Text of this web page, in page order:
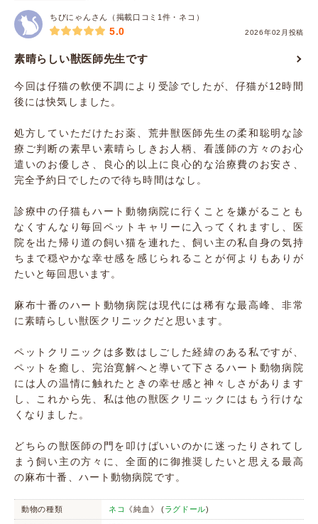
ちびにゃんさん（掲載口コミ1件・ネコ）
2026年02月投稿
5.0
素晴らしい獣医師先生です
今回は仔猫の軟便不調により受診でしたが、仔猫が12時間
後には快気しました。
処方していただけたお薬、荒井獣医師先生の柔和聡明な診
療ご判断の素早い素晴らしきお人柄、看護師の方々のお心
遣いのお優しさ、良心的以上に良心的な治療費のお安さ、
完全予約日でしたので待ち時間はなし。
診療中の仔猫もハート動物病院に行くことを嫌がることも
なくすんなり毎回ペットキャリーに入ってくれますし、医
院を出た帰り道の飼い猫を連れた、飼い主の私自身の気持
ちまで穏やかな幸せ感を感じられることが何よりもありが
たいと毎回思います。
麻布十番のハート動物病院は現代には稀有な最高峰、非常
に素晴らしい獣医クリニックだと思います。
ペットクリニックは多数はしごした経緯のある私ですが、
ペットを癒し、完治寛解へと導いて下さるハート動物病院
には人の温情に触れたときの幸せ感と神々しさがあります
し、これから先、私は他の獣医クリニックにはもう行けな
くなりました。
どちらの獣医師の門を叩けばいいのかに迷ったりされてし
まう飼い主の方々に、全面的に御推奨したいと思える最高
の麻布十番、ハート動物病院です。
動物の種類 ネコ 《純血》 (ラグドール)